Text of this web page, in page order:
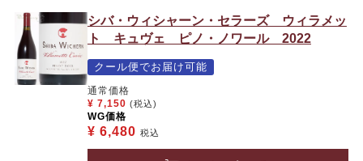
シバ・ウィシャーン・セラーズ ウィラメッ
ト キュヴェ ピノ・ノワール 2022
クール便でお届け可能
通常価格
¥ 7,150 (税込)
WG価格
¥ 6,480 税込